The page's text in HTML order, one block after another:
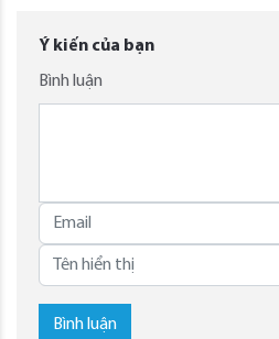
Ý kiến của bạn
Bình luận
Bình luận